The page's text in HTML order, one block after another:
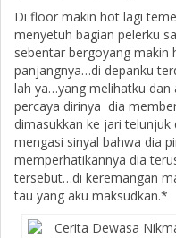
Di floor makin hot lagi
menyetuh bagian pelerku
sebentar bergoyang makin
panjangnya…di depanku
lah ya…yang melihatku
percaya dirinya dia
dimasukkan ke jari
mengasi sinyal bahwa dia
memperhatikannya dia
tersebut…di keremangan
tau yang aku maksudkan.*